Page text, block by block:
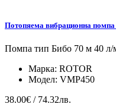
Потопяема вибрационна
Помпа тип Бибо 70 м 40 л/
Марка: ROTOR
Модел: VMP450
38.00€ / 74.32лв.